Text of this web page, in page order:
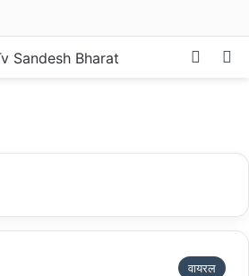
Log In
वायरल